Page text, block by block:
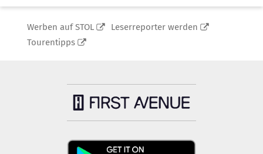
Werben auf STOL
Leserreporter werden
Tourentipps